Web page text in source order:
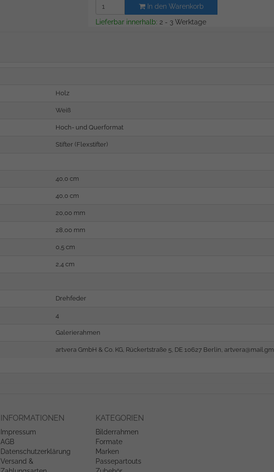
In den Warenkorb
Lieferbar innerhalb: 2 - 3 Werktage
Holz
Weiß
Hoch- und Querformat
Stifter (Flexstifter)
40,0 cm
40,0 cm
20,00 mm
28,00 mm
0,5 cm
2,4 cm
Drehfeder
4
Galerierahmen
artvera GmbH & Co. KG, Rückertstraße 5, DE 10627 Berlin,
INFORMATIONEN
Impressum
AGB
Datenschutzerklärung
Versand &
KATEGORIEN
Bilderrahmen
Formate
Marken
Passepartouts